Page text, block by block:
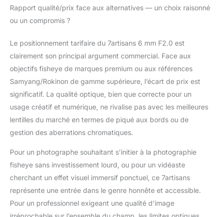
Grâce à ses lignes
7artisans 6 mm F2.0
est idéal pour le
vlogging, les
reportages de voyage,
la photographie
d'architecture, les
prises de vue en
intérieur et les vidéos
【Construction
entièrement métallique
· Esthétique haut de
gamme et prise en
main fluide】L'objectif
7artisans 6 mm F2.0
est doté d'un corps
entièrement métallique
Rapport qualité/prix face aux alternatives — un choix raisonné
ou un compromis ?
Le positionnement tarifaire du 7artisans 6 mm F2.0 est
clairement son principal argument commercial. Face aux
objectifs fisheye de marques premium ou aux références
Samyang/Rokinon de gamme supérieure, l’écart de prix est
significatif. La qualité optique, bien que correcte pour un
usage créatif et numérique, ne rivalise pas avec les meilleures
lentilles du marché en termes de piqué aux bords ou de
gestion des aberrations chromatiques.
Pour un photographe souhaitant s’initier à la photographie
fisheye sans investissement lourd, ou pour un vidéaste
cherchant un effet visuel immersif ponctuel, ce 7artisans
représente une entrée dans le genre honnête et accessible.
Pour un professionnel exigeant une qualité d’image